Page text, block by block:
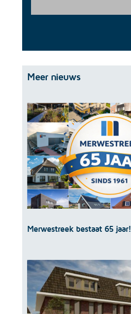
Meer nieuws
Merwestreek bestaat 65 jaar!